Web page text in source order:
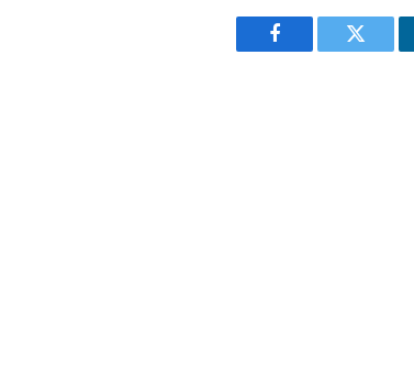
Facebook Twitter